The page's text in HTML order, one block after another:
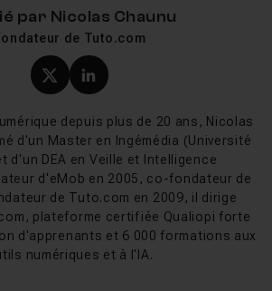
Tuto.com vous accompagnent de
l'interface jusqu'à l'optimisation d'un
Vous apprendrez à configurer
à exploiter les collections
instantanément vos fichiers,
tri de vos photos grâce aux filtres et
Les cours couvrent aussi l'intégration
, Lightroom etCamera Raw
chaîne de production cohérente.
Bridge 2025-2026
par Nicolas Chaunu
de Tuto.com
Profil X (twitter) de
Profil LinkedIn de
depuis plus de 20 ans, Nicolas
d'un Master en Ingémédia (Université
d'un DEA en Veille et Intelligence
d'eMob en 2005, co-fondateur de
de Tuto.com en 2009, il dirige
plateforme certifiée Qualiopi forte
d'apprenants et 6 000 formations aux
numériques et à l'IA.